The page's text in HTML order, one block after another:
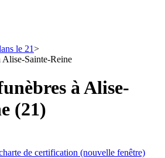
le 21
Alise-Sainte-Reine
à Alise-
(21)
de certification (nouvelle fenêtre)